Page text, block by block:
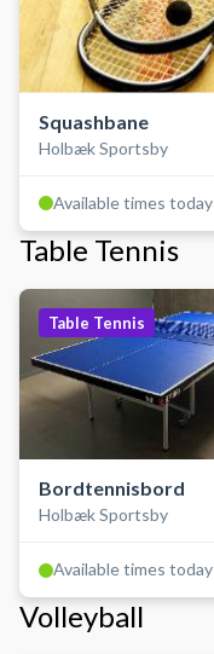
Squashbane
Holbæk Sportsby
Available times today
Table Tennis
Table Tennis
Bordtennisbord
Holbæk Sportsby
Available times today
Volleyball